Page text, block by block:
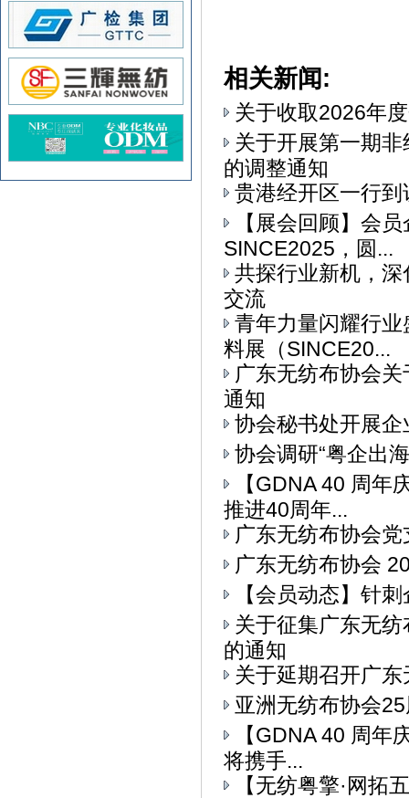
相关新闻:
关于收取2026年
关于开展第一期
的调整通知
贵港经开区一行
【展会回顾】会
SINCE2025，圆...
共探行业新机，
交流
青年力量闪耀行
料展（SINCE20...
广东无纺布协会
通知
协会秘书处开展
协会调研“粤企出
【GDNA 40 周
推进40周年...
广东无纺布协会
广东无纺布协会
【会员动态】针
关于征集广东无
的通知
关于延期召开广
亚洲无纺布协会
【GDNA 40 周
将携手...
【无纺粤擎·网拓